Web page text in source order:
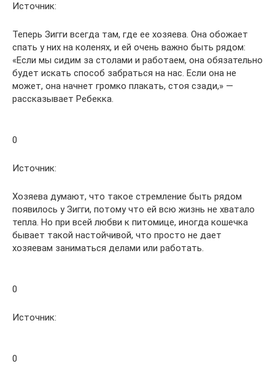
Источник:
Теперь Зигги всегда там, где ее хозяева. Она обожает
спать у них на коленях, и ей очень важно быть рядом:
«Если мы сидим за столами и работаем, она обязательно
будет искать способ забраться на нас. Если она не
может, она начнет громко плакать, стоя сзади,» —
рассказывает Ребекка.
0
Источник:
Хозяева думают, что такое стремление быть рядом
появилось у Зигги, потому что ей всю жизнь не хватало
тепла. Но при всей любви к питомице, иногда кошечка
бывает такой настойчивой, что просто не дает
хозяевам заниматься делами или работать.
0
Источник:
0